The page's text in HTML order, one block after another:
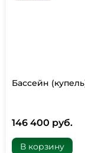
Бассейн
146 400 руб.
В корзину